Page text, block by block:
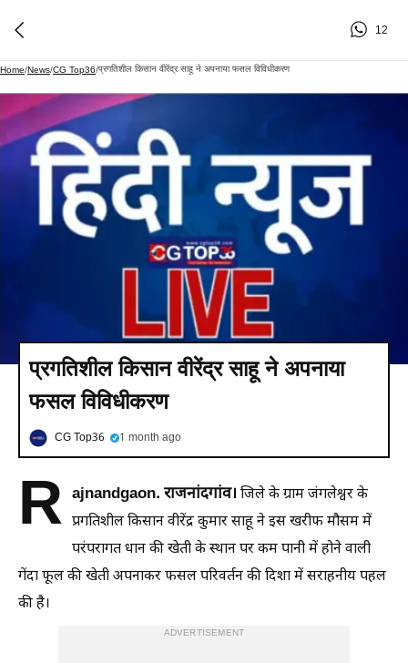
12
Home/News/CG Top36/प्रगतिशील किसान वीरेंद्र साहू ने अपनाया फसल विविधीकरण
प्रगतिशील किसान वीरेंद्र साहू ने अपनाया
फसल विविधीकरण
CG Top36 1 month ago
R ajnandgaon. राजनांदगांव। जिले के ग्राम जंगलेश्वर के
प्रगतिशील किसान वीरेंद्र कुमार साहू ने इस खरीफ मौसम में
परंपरागत धान की खेती के स्थान पर कम पानी में होने वाली
गेंदा फूल की खेती अपनाकर फसल परिवर्तन की दिशा में सराहनीय पहल
की है।
ADVERTISEMENT